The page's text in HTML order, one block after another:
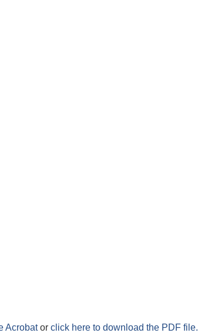
Acrobator click here to download the PDF file.